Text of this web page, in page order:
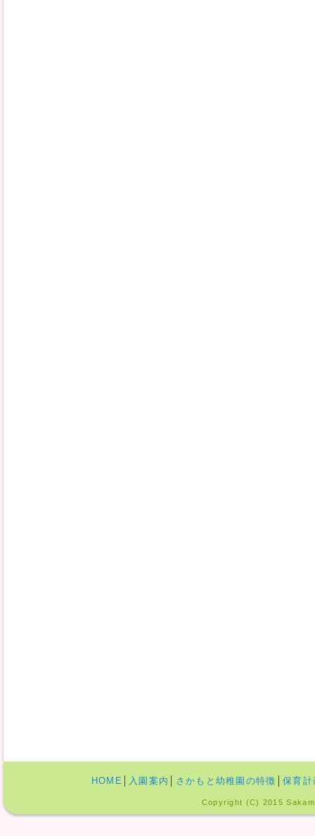
HOME 入園案内 さかもと幼稚園の特徴 保育計
Copyright (C) 2015